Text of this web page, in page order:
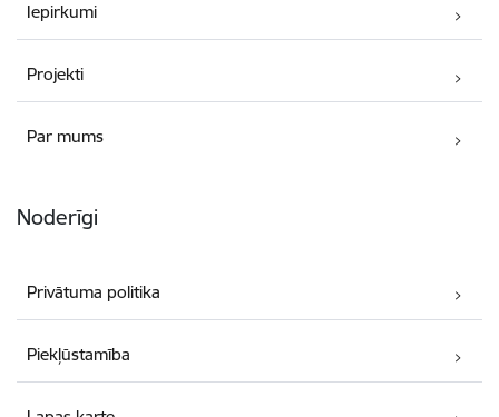
Iepirkumi
Projekti
Par mums
Noderīgi
Privātuma politika
Piekļūstamība